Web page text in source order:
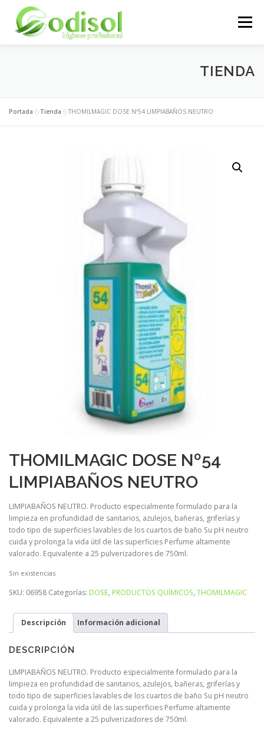
contenido
Menú
ÁREA CLIENTES CONTACTO
TIENDA
Portada »Tienda »THOMILMAGIC DOSE Nº54 LIMPIABAÑOS NEUTRO
THOMILMAGIC DOSE Nº54
LIMPIABAÑOS NEUTRO
LIMPIABAÑOS NEUTRO. Producto especialmente formulado para la
limpieza en profundidad de sanitarios, azulejos, bañeras, griferías y
todo tipo de superficies lavables de los cuartos de baño Su pH neutro
cuida y prolonga la vida útil de las superficies Perfume altamente
valorado. Equivalente a 25 pulverizadores de 750ml.
Sin existencias
SKU: 06958 Categorías: DOSE, PRODUCTOS QUÍMICOS, THOMILMAGIC
Descripción Información adicional
DESCRIPCIÓN
LIMPIABAÑOS NEUTRO. Producto especialmente formulado para la
limpieza en profundidad de sanitarios, azulejos, bañeras, griferías y
todo tipo de superficies lavables de los cuartos de baño Su pH neutro
cuida y prolonga la vida útil de las superficies Perfume altamente
valorado. Equivalente a 25 pulverizadores de 750ml.